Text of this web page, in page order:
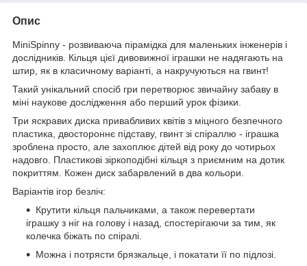
Опис
MiniSpinny - розвиваюча пірамідка для маленьких інженерів і
дослідників. Кільця цієї дивовижної іграшки не надягають на
штир, як в класичному варіанті, а накручуються на гвинт!
Такий унікальний спосіб гри перетворює звичайну забаву в
міні наукове дослідження або перший урок фізики.
Три яскравих диска привабливих квітів з міцного безпечного
пластика, двостороннє підставу, гвинт зі спіраллю - іграшка
зроблена просто, але захоплює дітей від року до чотирьох
надовго. Пластикові зіркоподібні кільця з приємним на дотик
покриттям. Кожен диск забарвлений в два кольори.
Варіантів ігор безліч:
Крутити кільця пальчиками, а також перевертати
іграшку з ніг на голову і назад, спостерігаючи за тим, як
колечка біжать по спіралі.
Можна і потрясти брязкальце, і покатати її по підлозі.